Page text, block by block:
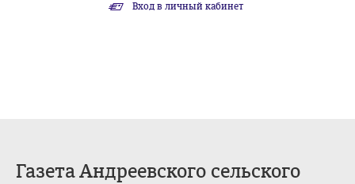
Вход в личный кабинет
Газета Андреевского сельского